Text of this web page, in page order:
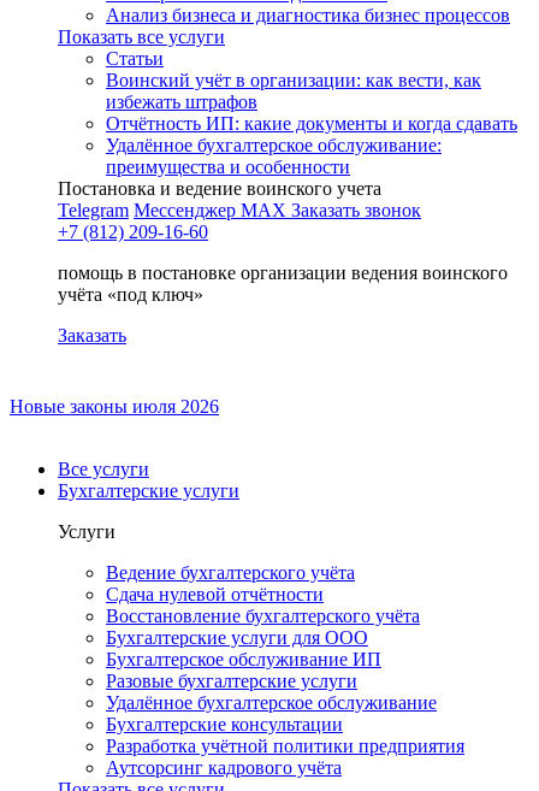
Анализ бизнеса и диагностика бизнес процессов
Показать все услуги
Статьи
Воинский учёт в организации: как вести, как
избежать штрафов
Отчётность ИП: какие документы и когда сдавать
Удалённое бухгалтерское обслуживание:
преимущества и особенности
Постановка и ведение воинского учета
Telegram Мессенджер MAX Заказать звонок
+7 (812) 209-16-60
помощь в постановке организации ведения воинского
учёта «под ключ»
Заказать
Новые законы июля 2026
Все услуги
Бухгалтерские услуги
Услуги
Ведение бухгалтерского учёта
Сдача нулевой отчётности
Восстановление бухгалтерского учёта
Бухгалтерские услуги для ООО
Бухгалтерское обслуживание ИП
Разовые бухгалтерские услуги
Удалённое бухгалтерское обслуживание
Бухгалтерские консультации
Разработка учётной политики предприятия
Аутсорсинг кадрового учёта